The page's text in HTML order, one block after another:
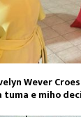
Wever
tuma e miho